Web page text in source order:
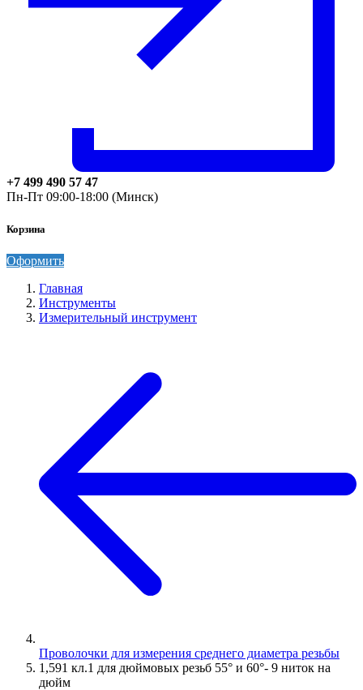
+7 499 490 57 47
Пн-Пт 09:00-18:00 (Минск)
Корзина
Оформить
Главная
Инструменты
Измерительный инструмент
Проволочки для измерения среднего диаметра резьбы
1,591 кл.1 для дюймовых резьб 55° и 60°- 9 ниток на
дюйм